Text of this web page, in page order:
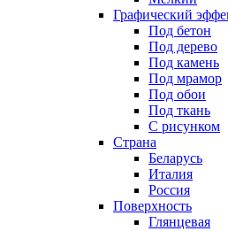
Графический
Под бетон
Под дерево
Под камень
Под мрамор
Под обои
Под ткань
С рисунком
Страна
Беларусь
Италия
Россия
Поверхность
Глянцевая